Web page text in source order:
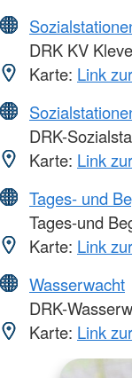
DRK KV
Karte: Link
DRK-
Karte: Link
Tages- und
Tages-und
Karte: Link
Wasserwacht
DRK-
Karte: Link